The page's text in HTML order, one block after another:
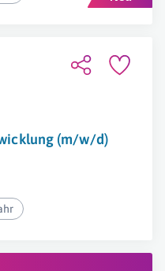
(m/w/d)